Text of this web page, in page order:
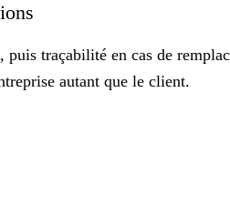
puis traçabilité en cas de
autant que le client.